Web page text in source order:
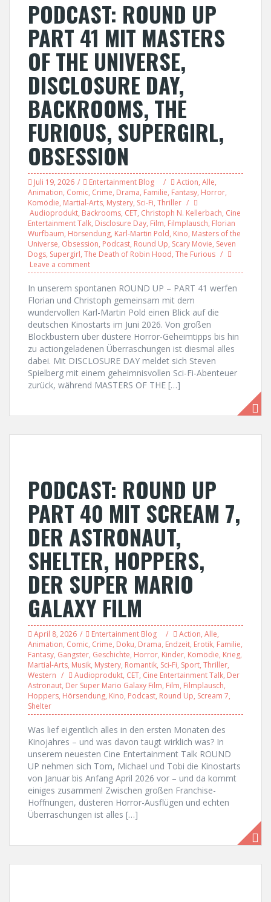
PODCAST: ROUND UP
PART 41 MIT MASTERS
OF THE UNIVERSE,
DISCLOSURE DAY,
BACKROOMS, THE
FURIOUS, SUPERGIRL,
OBSESSION
Juli 19, 2026 Entertainment Blog Action, Alle,
Animation, Comic, Crime, Drama, Familie, Fantasy, Horror,
Komödie, Martial-Arts, Mystery, Sci-Fi, Thriller
Audioprodukt, Backrooms, CET, Christoph N. Kellerbach, Cine
Entertainment Talk, Disclosure Day, Film, Filmplausch, Florian
Wurfbaum, Hörsendung, Karl-Martin Pold, Kino, Masters of the
Universe, Obsession, Podcast, Round Up, Scary Movie, Seven
Dogs, Supergirl, The Death of Robin Hood, The Furious
Leave a comment
In unserem spontanen ROUND UP – PART 41 werfen
Florian und Christoph gemeinsam mit dem
wundervollen Karl-Martin Pold einen Blick auf die
deutschen Kinostarts im Juni 2026. Von großen
Blockbustern über düstere Horror-Geheimtipps bis hin
zu actiongeladenen Überraschungen ist diesmal alles
dabei. Mit DISCLOSURE DAY meldet sich Steven
Spielberg mit einem geheimnisvollen Sci-Fi-Abenteuer
zurück, während MASTERS OF THE […]
PODCAST: ROUND UP
PART 40 MIT SCREAM 7,
DER ASTRONAUT,
SHELTER, HOPPERS,
DER SUPER MARIO
GALAXY FILM
April 8, 2026 Entertainment Blog Action, Alle,
Animation, Comic, Crime, Doku, Drama, Endzeit, Erotik, Familie,
Fantasy, Gangster, Geschichte, Horror, Kinder, Komödie, Krieg,
Martial-Arts, Musik, Mystery, Romantik, Sci-Fi, Sport, Thriller,
Western
Audioprodukt, CET, Cine Entertainment Talk, Der
Astronaut, Der Super Mario Galaxy Film, Film, Filmplausch,
Hoppers, Hörsendung, Kino, Podcast, Round Up, Scream 7,
Shelter
Was lief eigentlich alles in den ersten Monaten des
Kinojahres – und was davon taugt wirklich was? In
unserem neuesten Cine Entertainment Talk ROUND
UP nehmen sich Tom, Michael und Tobi die Kinostarts
von Januar bis Anfang April 2026 vor – und da kommt
einiges zusammen! Zwischen großen Franchise-
Hoffnungen, düsteren Horror-Ausflügen und echten
Überraschungen ist alles […]